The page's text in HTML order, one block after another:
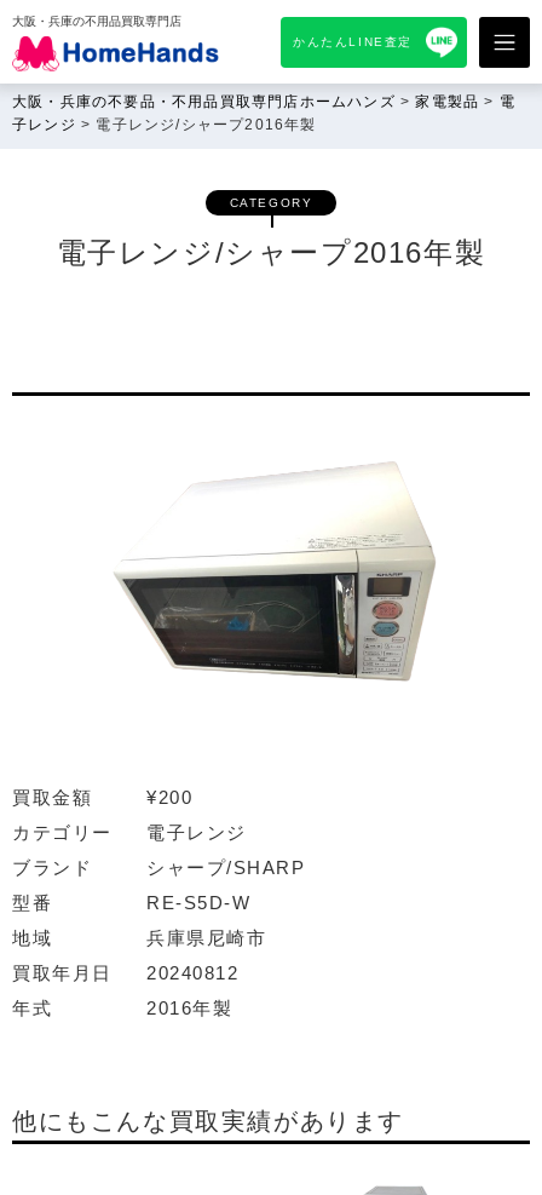
大阪・兵庫の不用品買取専門店
かんたんLINE査定
大阪・兵庫の不要品・不用品買取専門店ホームハンズ >家電製品 > 電
子レンジ > 電子レンジ/シャープ2016年製
CATEGORY
電子レンジ/シャープ2016年製
買取金額
¥200
カテゴリー
電子レンジ
ブランド
シャープ/SHARP
型番
RE-S5D-W
地域
兵庫県尼崎市
買取年月日
20240812
年式
2016年製
他にもこんな買取実績があります